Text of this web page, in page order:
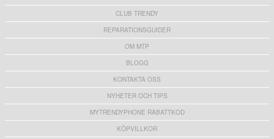
CLUB TRENDY
REPARATIONSGUIDER
OM MTP
BLOGG
KONTAKTA OSS
NYHETER OCH TIPS
MYTRENDYPHONE RABATTKOD
KÖPVILLKOR